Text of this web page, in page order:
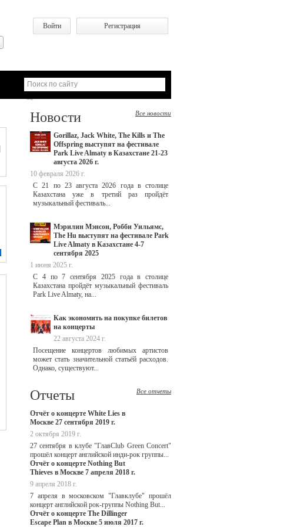
Войти
Регистрация
Новости Все новости
Gorillaz, Jack White, The Kills и The
Offspring выступят на фестивале
Park Live Almaty в Казахстане 21-23
августа 2026 г.
10 февраля 2026 г.
С 21 по 23 августа 2026 года в столице
Казахстана уже в третий раз пройдёт
музыкальный фестиваль...
Мэрилин Мэнсон, Робби Уильямс,
The Hu выступят на фестивале Park
Live Almaty в Казахстане 4-7
сентября 2025
1 июня 2025 г.
С 4 по 7 сентября 2025 года в столице
Казахстана пройдёт музыкальный фестиваль
Park Live Almaty, на...
Как экономить на покупке билетов
на концерты
22 августа 2024 г.
Посещение концертов любимых артистов
может стать значительной статьёй расходов.
Однако, существуют...
Отчеты Все отчеты
Отчёт о концерте White Lies в
Москве 27 сентября 2019 г.
2 октября 2019 г.
27 сентября в клубе "ГлавClub Green Concert"
прошёл концерт английской инди-рок группы...
Отчёт о концерте Nothing But
Thieves в Москве 7 апреля 2018 г.
9 апреля 2018 г.
7 апреля в московском "Главклубе" прошёл
концерт английской рок-группы Nothing But...
Отчёт о концерте The Dillinger
Escape Plan в Москве 5 июля 2017 г.